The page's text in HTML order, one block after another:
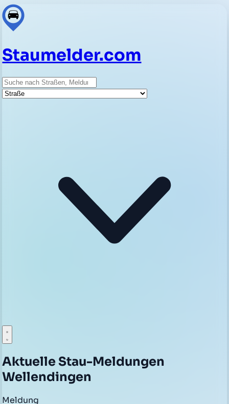
Staumelder.com
Suche
Straße
Aktuelle Stau-Meldungen
Wellendingen
Meldung